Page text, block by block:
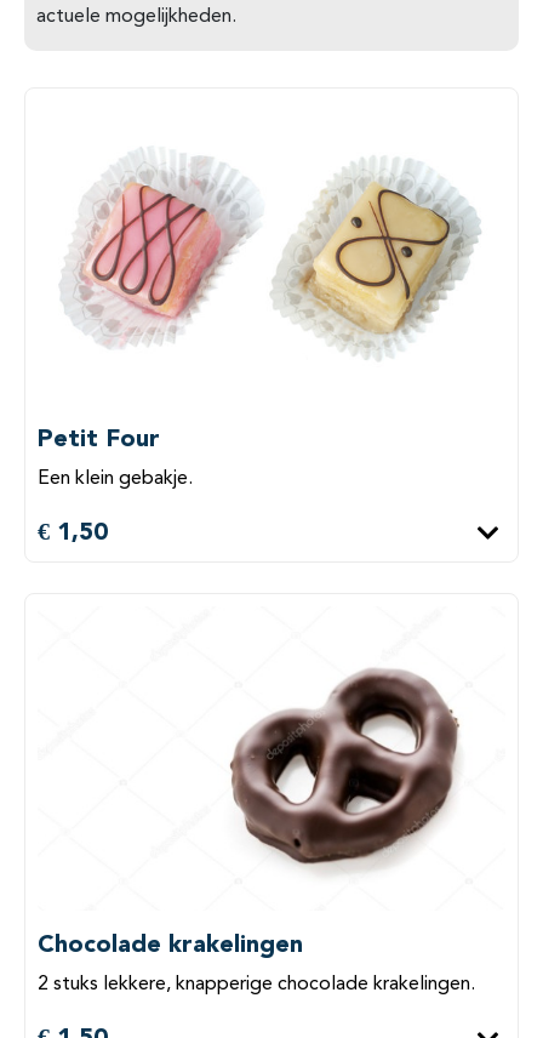
actuele mogelijkheden.
Petit Four
Een klein gebakje.
€ 1,50
Chocolade krakelingen
2 stuks lekkere, knapperige chocolade krakelingen.